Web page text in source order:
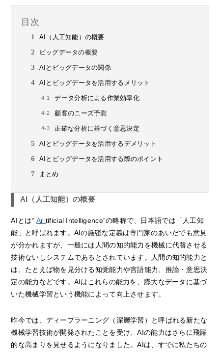
目次
AI（人工知能）の概要
ビッグデータの概要
AIとビッグデータの関係
AIとビッグデータを活用するメリット
データ分析による作業効率化
顧客のニーズ予測
正確な分析に基づく意思決定
AIとビッグデータを活用するデメリット
AIとビッグデータを活用する際のポイント
まとめ
AI（人工知能）の概要
AIとは“Ar tificial Intelligence”の略称で、日本語では「人工知
能」と呼ばれます。AIの厳密な定義は専門家のあいだでも意見
が分かれますが、一般には人間の知的能力を機械に代替させる
技術ないしシステムであるとされています。人間の知的能力と
は、たとえば物を見分ける知覚能力や言語能力、推論・意思決
定の能力などです。AIはこれらの能力を、膨大なデータに基づ
いた機械学習という機能によって向上させます。
昨今では、ディープラーニング（深層学習）と呼ばれる新たな
機械学習技術が開発されたことを受け、AIの能力はさらに飛躍
的な高まりを見せるようになりました。AIは、すでに私たちの